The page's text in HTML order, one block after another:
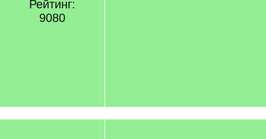
Рейтинг:
9080